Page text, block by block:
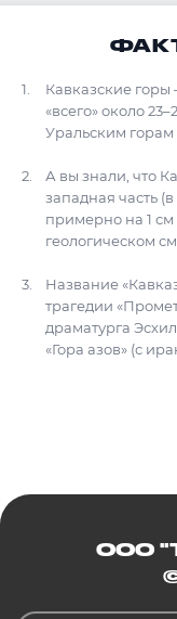
Кавказские
«всего» около
Уральским
А вы знали, что
западная часть
примерно на 1 см
геологическом
Название
трагедии
драматурга
«Гора азов» (с
ООО